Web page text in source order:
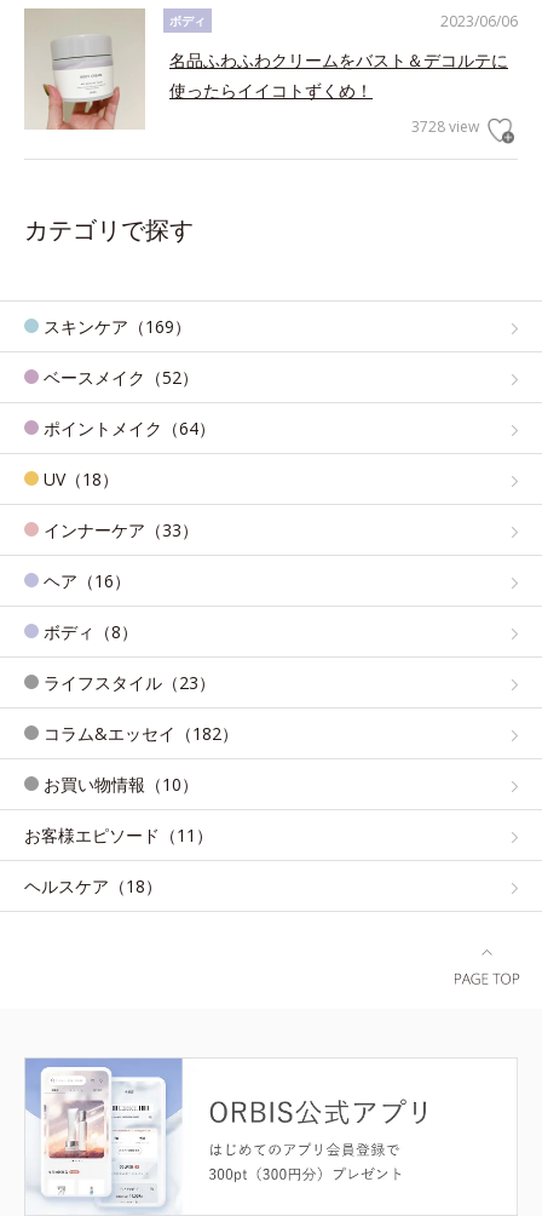
2023/06/06
ボディ
名品ふわふわクリームをバスト＆デコルテに
使ったらイイコトずくめ！
3728 view
カテゴリで探す
スキンケア（169）
ベースメイク（52）
ポイントメイク（64）
UV（18）
インナーケア（33）
ヘア（16）
ボディ（8）
ライフスタイル（23）
コラム&エッセイ（182）
お買い物情報（10）
お客様エピソード（11）
ヘルスケア（18）